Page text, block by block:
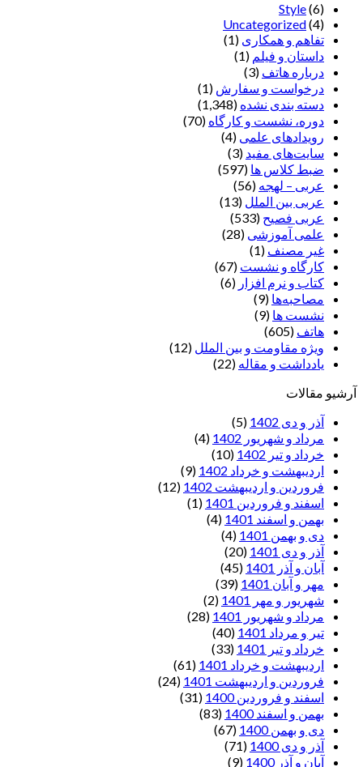
Style(6)
Uncategorized(4)
تفاهم و همکاری (1)
داستان و فیلم (1)
درباره هاتف (3)
درخواست و سفارش (1)
دسته بندی نشده (1,348)
دوره، نشست و کارگاه (70)
رویدادهای علمی (4)
سایت‌های مفید (3)
ضبط کلاس ها (597)
عربی – لهجه (56)
عربی بین الملل (13)
عربی فصیح (533)
علمی آموزشی (28)
غير مصنف (1)
کارگاه و نشست (67)
کتاب و نرم افزار (6)
مصاحبه‌ها (9)
نشست ها (9)
هاتف (605)
ویژه مقاومت و بین الملل (12)
یادداشت‌ و مقاله (22)
آرشیو مقالات
آذر و دی 1402
(5)
مرداد و شهریور 1402
(4)
خرداد و تیر 1402
(10)
اردیبهشت و خرداد 1402
(9)
فروردین و اردیبهشت 1402
(12)
اسفند و فروردین 1401
(1)
بهمن و اسفند 1401
(4)
دی و بهمن 1401
(4)
آذر و دی 1401
(20)
آبان و آذر 1401
(45)
مهر و آبان 1401
(39)
شهریور و مهر 1401
(2)
مرداد و شهریور 1401
(28)
تیر و مرداد 1401
(40)
خرداد و تیر 1401
(33)
اردیبهشت و خرداد 1401
(61)
فروردین و اردیبهشت 1401
(24)
اسفند و فروردین 1400
(31)
بهمن و اسفند 1400
(83)
دی و بهمن 1400
(67)
آذر و دی 1400
(71)
آبان و آذر 1400
(9)